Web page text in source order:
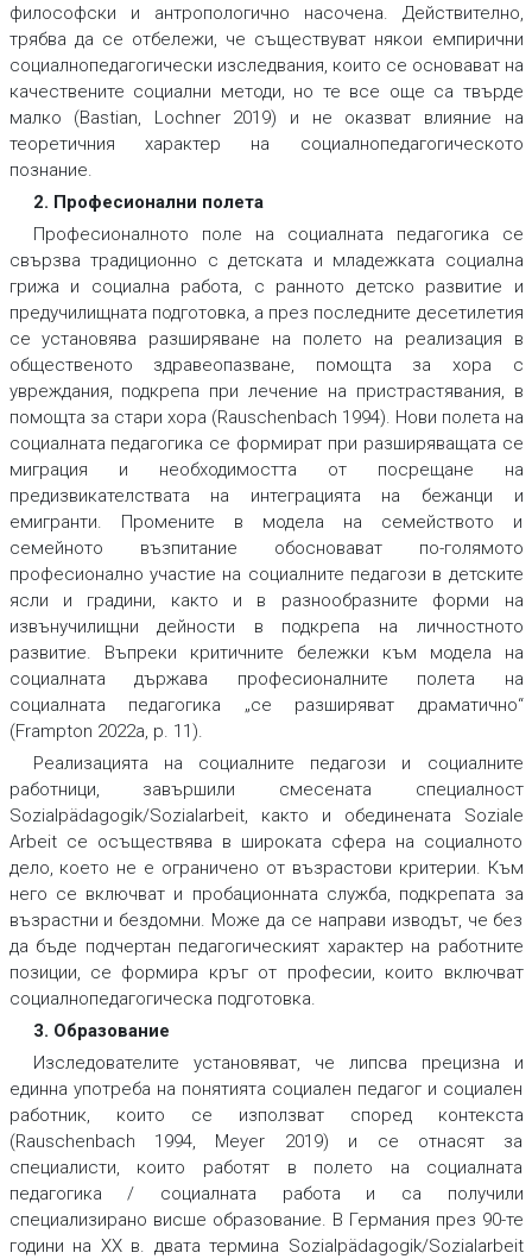
философски и антропологично насочена. Действително,
трябва да се отбележи, че съществуват някои емпирични
социалнопедагогически изследвания, които се основават на
качествените социални методи, но те все още са твърде
малко (Bastian, Lochner 2019) и не оказват влияние на
теоретичния характер на социалнопедагогическото
познание.
2. Професионални полета
Професионалното поле на социалната педагогика се
свързва традиционно с детската и младежката социална
грижа и социална работа, с ранното детско развитие и
предучилищната подготовка, а през последните десетилетия
се установява разширяване на полето на реализация в
общественото здравеопазване, помощта за хора с
увреждания, подкрепа при лечение на пристрастявания, в
помощта за стари хора (Rauschenbach 1994). Нови полета на
социалната педагогика се формират при разширяващата се
миграция и необходимостта от посрещане на
предизвикателствата на интеграцията на бежанци и
емигранти. Промените в модела на семейството и
семейното възпитание обосновават по-голямото
професионално участие на социалните педагози в детските
ясли и градини, както и в разнообразните форми на
извънучилищни дейности в подкрепа на личностното
развитие. Въпреки критичните бележки към модела на
социалната държава професионалните полета на
социалната педагогика „се разширяват драматично“
(Frampton 2022a, p. 11).
Реализацията на социалните педагози и социалните
работници, завършили смесената специалност
Sozialpädagogik/Sozialarbeit, както и обединената Soziale
Arbeit се осъществява в широката сфера на социалното
дело, което не е ограничено от възрастови критерии. Към
него се включват и пробационната служба, подкрепата за
възрастни и бездомни. Може да се направи изводът, че без
да бъде подчертан педагогическият характер на работните
позиции, се формира кръг от професии, които включват
социалнопедагогическа подготовка.
3. Образование
Изследователите установяват, че липсва прецизна и
единна употреба на понятията социален педагог и социален
работник, които се използват според контекста
(Rauschenbach 1994, Meyer 2019) и се отнасят за
специалисти, които работят в полето на социалната
педагогика / социалната работа и са получили
специализирано висше образование. В Германия през 90-те
години на ХХ в. двата термина Sozialpädagogik/Sozialarbeit